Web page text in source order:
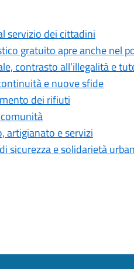
servizio dei cittadini
gratuito apre anche nel
contrasto all’illegalità e
e nuove sfide
dei rifiuti
artigianato e servizi
sicurezza e solidarietà